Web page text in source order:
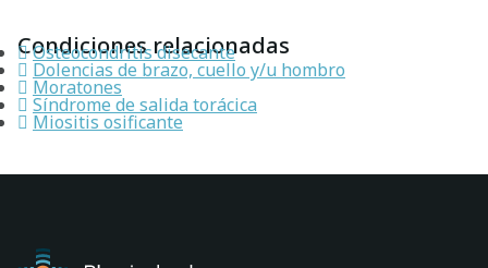
Condiciones relacionadas
Osteocondritis disecante
Dolencias de brazo, cuello y/u hombro
Moratones
Síndrome de salida torácica
Miositis osificante